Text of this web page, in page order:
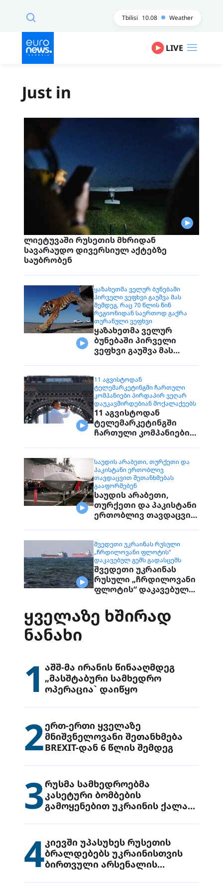
Tbilisi 10.08 Weather
LIVE
Just in
ლიეტუვაში რუსეთის მხრიდან
სავარაუდო დივერსიულ აქტებზე
საუბრობენ
ᲧᲐᲖᲐᲮᲔᲗᲛᲐ ᲕᲔᲚᲣᲠ ᲑᲣᲜᲔᲑᲐᲨᲘ
ᲞᲘᲠᲕᲔᲚᲘ ᲕᲔᲤᲮᲕᲘ ᲒᲐᲣᲨᲕᲐ ᲛᲐᲡ
ᲨᲔᲛᲓᲔᲒ, ᲠᲐᲪ 70 ᲬᲚᲘᲡ ᲬᲘᲜ
ᲠᲔᲒᲘᲝᲜᲘᲓᲐᲜ ᲡᲐᲔᲠᲗᲝᲓ ᲒᲐᲥᲠᲐ
ᲗᲣᲠᲐᲜᲣᲚᲘ ᲕᲔᲤᲮᲕᲘ
ყაზახეთმა ველურ
ბუნებაში პირველი
ვეფხვი გაუშვა მას
საერთოდ გაქრა
თურანული ვეფხვი
11 ᲐᲒᲕᲘᲡᲢᲝᲓᲐᲜ
ᲢᲔᲚᲔᲛᲐᲠᲙᲔᲢᲘᲜᲒᲨᲘ ᲩᲐᲠᲗᲣᲚᲘ
ᲙᲝᲛᲞᲐᲜᲘᲔᲑᲘ ᲞᲘᲠᲓᲐᲞᲘᲠ ᲕᲔᲦᲐᲠ
ᲓᲐᲣᲙᲐᲕᲨᲘᲠᲓᲔᲑᲘᲐᲜ ᲛᲝᲥᲐᲚᲐᲥᲔᲔᲑᲡ
11 აგვისტოდან
ტელემარკეტინგში
ჩართული კომპანიები
მოქალაქეებს
ᲡᲐᲣᲓᲘᲡ ᲐᲠᲐᲑᲔᲗᲘ, ᲗᲣᲠᲥᲔᲗᲘ ᲓᲐ
ᲞᲐᲙᲘᲡᲢᲐᲜᲘ ᲔᲠᲗᲝᲑᲚᲘᲕ
ᲗᲐᲕᲓᲐᲪᲕᲘᲗ ᲨᲔᲗᲐᲜᲮᲛᲔᲑᲐᲡ
ᲒᲐᲐᲤᲝᲠᲛᲔᲑᲔᲜ
საუდის არაბეთი,
თურქეთი და პაკისტანი
ერთობლივ თავდაცვით
ᲨᲕᲔᲓᲔᲗᲘ ᲣᲙᲠᲐᲘᲜᲐᲡ ᲠᲣᲡᲣᲚᲘ
„ᲩᲠᲓᲘᲚᲝᲕᲐᲜᲘ ᲤᲚᲝᲢᲘᲡ“
ᲓᲐᲙᲐᲕᲔᲑᲣᲚ ᲒᲔᲛᲡ ᲒᲐᲓᲐᲡᲪᲔᲛᲡ
შვედეთი უკრაინას
რუსული „ჩრდილოვანი
ფლოტის“ დაკავებულ
ᲧᲕᲔᲚᲐᲖᲔ ᲮᲨᲘᲠᲐᲓ
ᲜᲐᲜᲐᲮᲘ
1 აშშ-მა ირანის წინააღმდეგ
„მასშტაბური სამხედრო
ოპერაცია` დაიწყო
2ერთ-ერთი ყველაზე
მნიშვნელოვანი შეთანხმება
BREXIT-დან 6 წლის შემდეგ
3რუსმა სამხედროებმა
კასეტური ბომბების
გამოყენებით უკრაინის ქალაქ
4კიევში უპასუხეს რუსეთის
ბრალდებებს უკრაინისთვის
ბირთვული არსენალის